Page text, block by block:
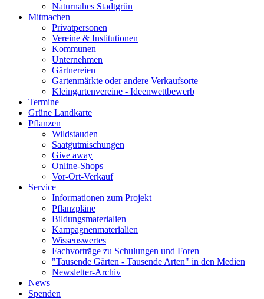
Naturnahes Stadtgrün
Mitmachen
Privatpersonen
Vereine & Institutionen
Kommunen
Unternehmen
Gärtnereien
Gartenmärkte oder andere Verkaufsorte
Kleingartenvereine - Ideenwettbewerb
Termine
Grüne Landkarte
Pflanzen
Wildstauden
Saatgutmischungen
Give away
Online-Shops
Vor-Ort-Verkauf
Service
Informationen zum Projekt
Pflanzpläne
Bildungsmaterialien
Kampagnenmaterialien
Wissenswertes
Fachvorträge zu Schulungen und Foren
"Tausende Gärten - Tausende Arten" in den Medien
Newsletter-Archiv
News
Spenden